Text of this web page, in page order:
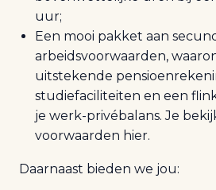
uur;
Een mooi pakket aan
arbeidsvoorwaarden,
uitstekende
studiefaciliteiten en een
je werk-privébalans. Je
voorwaarden hier.
Daarnaast bieden we jou: